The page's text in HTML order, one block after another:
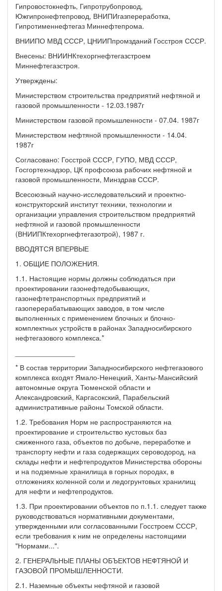
Гипровостокнефть, Гипротрубопровод,
Южгипронефтепровод, ВНИПИгазпереработка,
Гипротименнефтегаз Миннефтепрома.
ВНИИПО МВД СССР, ЦНИИПпромзданий Госстроя СССР.
Внесены: ВНИИНКтехоргнефтегазстроем
Миннефтегазстроя.
Утверждены:
Министерством строительства предприятий нефтяной и
газовой промышленности - 12.03.1987г
Министерством газовой промышленности - 07.04. 1987г
Министерством нефтяной промышленности - 14.04.
1987г
Согласовано: Госстрой СССР, ГУПО, МВД СССР,
Госгортехнадзор, ЦК профсоюза рабочих нефтяной и
газовой промышленности, Минздрав СССР.
Всесоюзный научно-исследовательский и проектно-
конструкторский институт техники, технологии и
организации управления строительством предприятий
нефтяной и газовой промышленности
(ВНИИПКтехоргнефтегазотрой), 1987 г.
ВВОДЯТСЯ ВПЕРВЫЕ
1. ОБЩИЕ ПОЛОЖЕНИЯ.
1.1. Настоящие нормы должны соблюдаться при
проектировании газонефтедобывающих,
газонефтетранспортных предприятий и
газоперерабатывающих заводов, в том числе
выполненных с применением блочных и блочно-
комплектных устройств в районах Западносибирского
нефтегазового комплекса.*
* В состав территории Западносибирского нефтегазового
комплекса входят Ямало-Ненецкий, Ханты-Мансийский
автономные округа Тюменской области и
Александровский, Каргасокский, Парабельский
административные районы Томской области.
1.2. Требования Норм не распространяются на
проектирование и строительство кустовых баз
сжиженного газа, объектов по добыче, переработке и
транспорту нефти и газа содержащих сероводород, на
склады нефти и нефтепродуктов Министерства обороны
и на подземные хранилища в горных породах, в
отложениях коленной соли и ледогрунтовых хранилищ
для нефти и нефтепродуктов.
1.3. При проектировании объектов по п.1.1. следует также
руководствоваться нормативными документами,
утвержденными или согласованными Госстроем СССР,
если требования к ним не определены настоящими
"Нормами...".
2. ГЕНЕРАЛЬНЫЕ ПЛАНЫ ОБЪЕКТОВ НЕФТЯНОЙ И
ГАЗОВОЙ ПРОМЫШЛЕННОСТИ.
2.1. Наземные объекты нефтяной и газовой